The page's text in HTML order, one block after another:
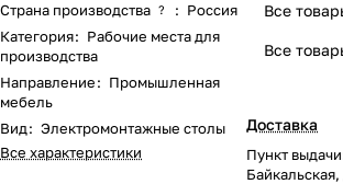
Страна производства ? : Россия
Категория: Рабочие места для
производства
Направление: Промышленная
мебель
Вид: Электромонтажные столы
Все характеристики
Все
Все
Доставка
Пункт